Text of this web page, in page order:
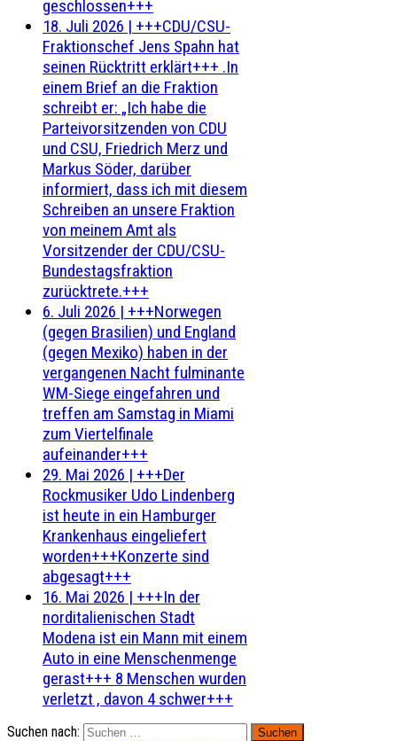
geschlossen+++
18. Juli 2026 | +++CDU/CSU-
Fraktionschef Jens Spahn hat
seinen Rücktritt erklärt+++ .In
einem Brief an die Fraktion
schreibt er: „Ich habe die
Parteivorsitzenden von CDU
und CSU, Friedrich Merz und
Markus Söder, darüber
informiert, dass ich mit diesem
Schreiben an unsere Fraktion
von meinem Amt als
Vorsitzender der CDU/CSU-
Bundestagsfraktion
zurücktrete.+++
6. Juli 2026 | +++Norwegen
(gegen Brasilien) und England
(gegen Mexiko) haben in der
vergangenen Nacht fulminante
WM-Siege eingefahren und
treffen am Samstag in Miami
zum Viertelfinale
aufeinander+++
29. Mai 2026 | +++Der
Rockmusiker Udo Lindenberg
ist heute in ein Hamburger
Krankenhaus eingeliefert
worden+++Konzerte sind
abgesagt+++
16. Mai 2026 | +++In der
norditalienischen Stadt
Modena ist ein Mann mit einem
Auto in eine Menschenmenge
gerast+++ 8 Menschen wurden
verletzt , davon 4 schwer+++
Suchen nach: